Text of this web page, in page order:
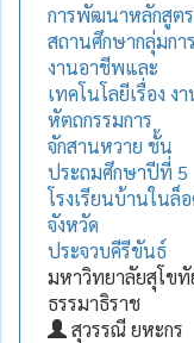
การพัฒนาหลักสูตร
สถานศึกษากลุ่มการ
งานอาชีพและ
เทคโนโลยีเรื่อง ง
หัตถกรรมการ
จักสานหวาย ชั้น
ประถมศึกษาปีที่ 5
โรงเรียนบ้านในล็
จังหวัด
ประจวบคีรีขันธ์
มหาวิทยาลัยสุโขทั
ธรรมาธิราช
สุวรรณี ยหะกร